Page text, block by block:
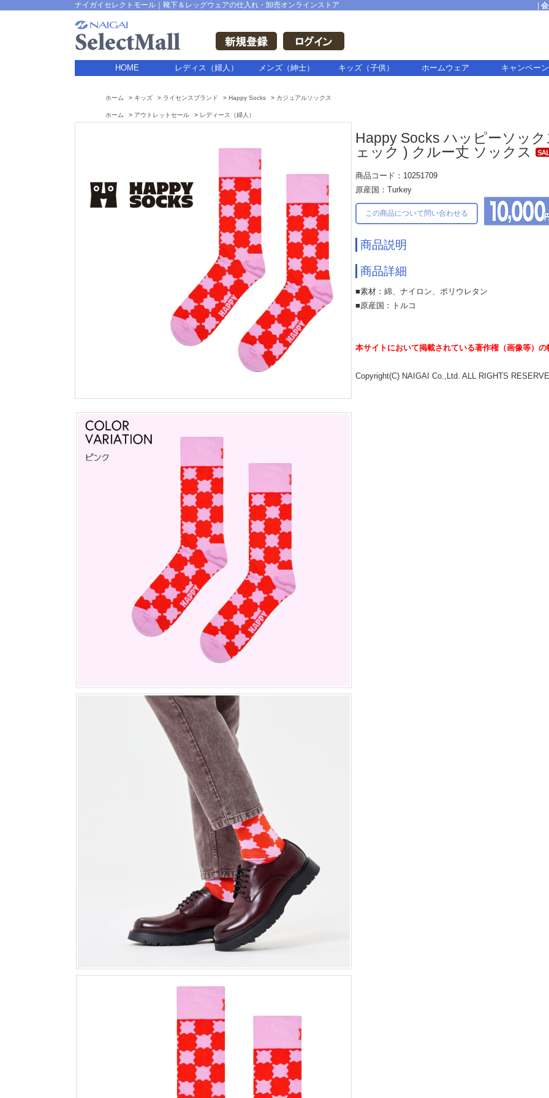
ナイガイセレクトモール｜靴下＆レッグウェアの仕入れ・卸売オンラインストア
HOME レディス（婦人） メンズ（紳士） キッズ（子供） ホームウェア キャンペーン
ホーム キッズ ライセンスブランド Happy Socks カジュアルソックス
ホーム アウトレットセール レディース（婦人）
Happy Socks ハッピーソッ
ェック ) クルー丈 ソックス
商品コード：10251709
原産国：Turkey
この商品について問い合わせる
商品説明
商品詳細
■素材：綿、ナイロン、ポリウレタン
■原産国：トルコ
本サイトにおいて掲載されている著作権（画像等）の
Copyright(C) NAIGAI Co.,Ltd. ALL RIGHTS